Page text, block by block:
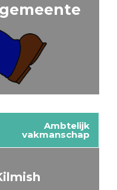
Ambtelijk
vakmanschap